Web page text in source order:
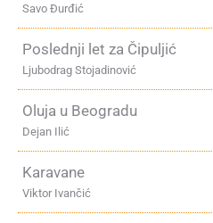
Savo Đurđić
Poslednji let za Čipuljić
Ljubodrag Stojadinović
Oluja u Beogradu
Dejan Ilić
Karavane
Viktor Ivančić